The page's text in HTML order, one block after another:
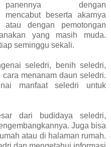
panennya dengan
mencabut beserta akarnya
atau dengan pemotongan
yang masih muda.
seminggu sekali.
seledri, benih seledri,
menanam daun seledri.
manfaat seledri untuk
dari budidaya seledri,
Juga bisa
atau di halaman rumah.